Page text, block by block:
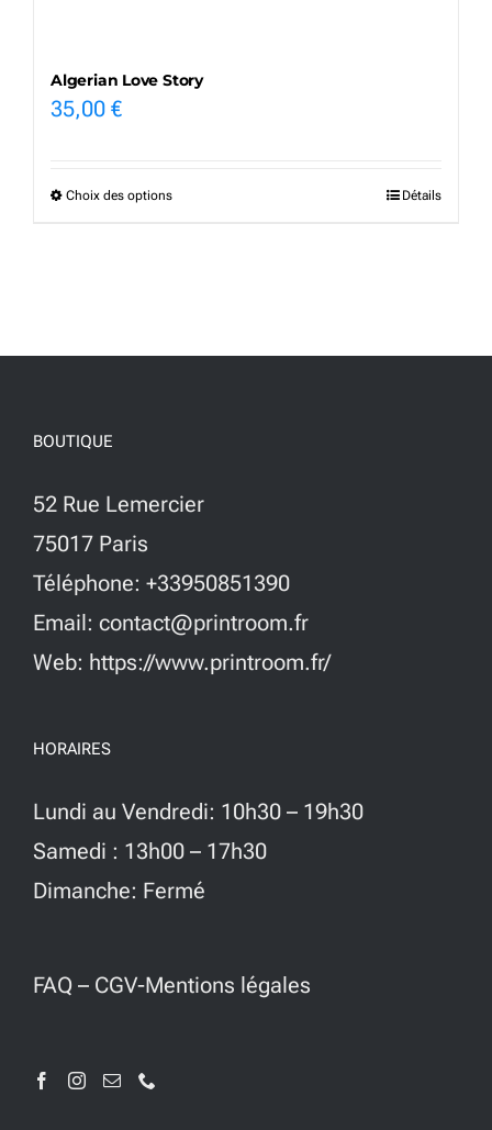
Algerian Love Story
35,00€
Choix des optionsCe
variations.
être
sur
la
page
Détails
BOUTIQUE
52 Rue Lemercier
75017 Paris
Téléphone: +33950851390
Email: contact@printroom.fr
Web: https://www.printroom.fr/
HORAIRES
Lundi au Vendredi: 10h30 – 19h30
Samedi : 13h00 – 17h30
Dimanche: Fermé
FAQ – CGV-Mentions légales